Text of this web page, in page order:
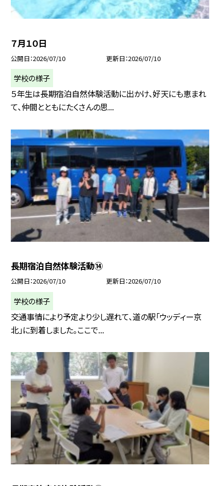
７月１０日
公開日 2026/07/10 更新日 2026/07/10
学校の様子
５年生は長期宿泊自然体験活動に出かけ、好天にも恵まれ
て、仲間とともにたくさんの思...
長期宿泊自然体験活動⑭
公開日 2026/07/10 更新日 2026/07/10
学校の様子
交通事情により予定より少し遅れて、道の駅「ウッディー京
北」に到着しました。ここで...